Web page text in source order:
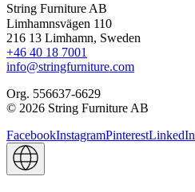
String Furniture AB
Limhamnsvägen 110
216 13 Limhamn, Sweden
+46 40 18 7001
info@stringfurniture.com
Org. 556637-6629
© 2026 String Furniture AB
FacebookInstagramPinterestLinkedIn